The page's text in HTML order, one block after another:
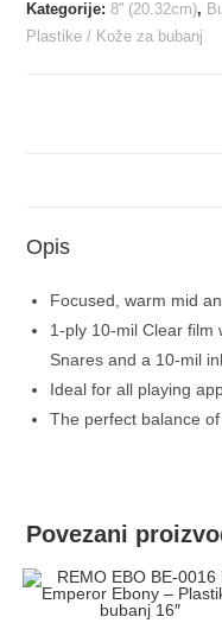
Kategorije:8'' (20.32cm),
Plastike / Kože za bubanj
Opis
Focused, warm mid
1-ply 10-mil Clear film
Snares and a 10-mil
Ideal for all playing
The perfect balance
Povezani